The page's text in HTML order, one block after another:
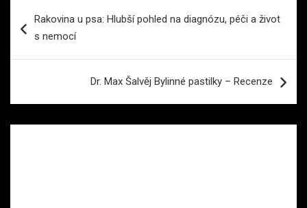
proRakovina u psa: Hlubší pohled na diagnózu, péči a život
s nemocí
Dr. Max Šalvěj Bylinné pastilky – Recenze